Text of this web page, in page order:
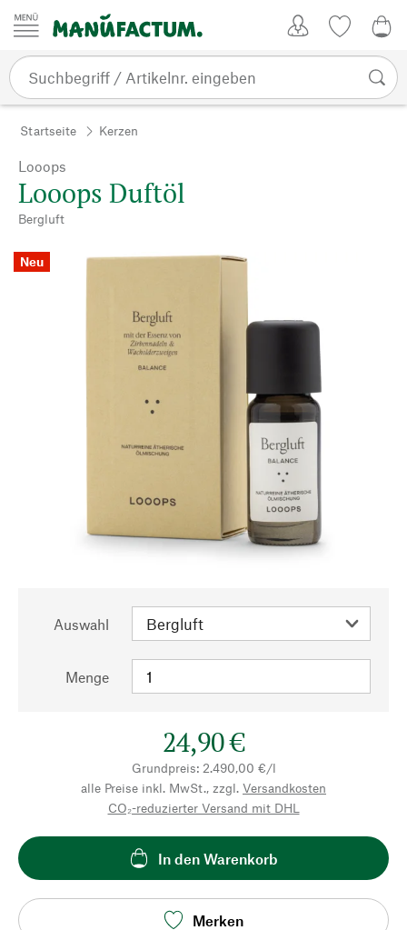
Zum Inhalt springen
Startseite Kerzen
Looops
Looops Duftöl
Bergluft
Neu
Auswahl
Menge
24,90 €
Grundpreis: 2.490,00 €/l
alle Preise inkl. MwSt., zzgl. Versandkosten
CO₂-reduzierter Versand mit DHL
In den Warenkorb
Merken